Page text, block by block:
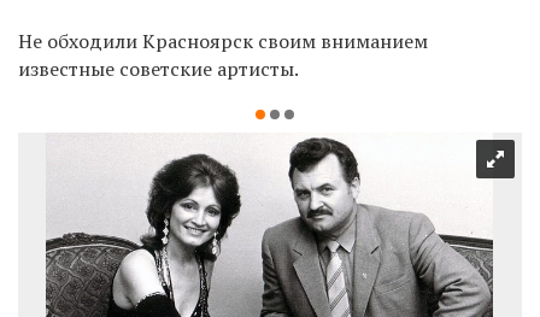
Не обходили Красноярск своим вниманием
известные советские артисты.